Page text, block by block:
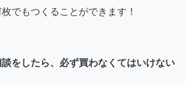
でもつくることができます！
をしたら、必ず買わなくてはいけない